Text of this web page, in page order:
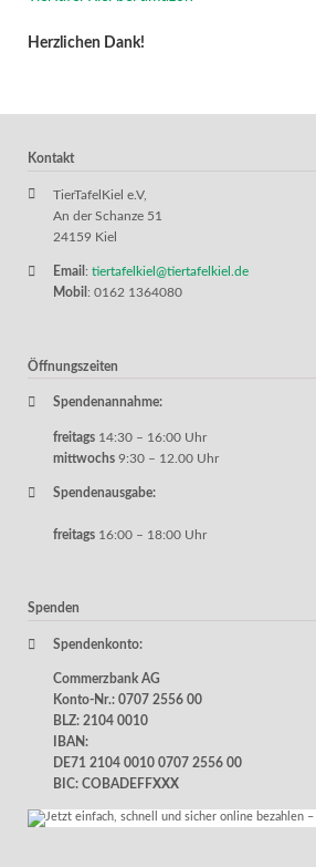
Herzlichen Dank!
Kontakt
TierTafelKiel e.V,
An der Schanze 51
24159 Kiel
Email : tiertafelkiel@tiertafelkiel.de
Mobil : 0162 1364080
Öffnungszeiten
Spendenannahme:
freitags 14:30 – 16:00 Uhr
mittwochs 9:30 – 12.00 Uhr
Spendenausgabe:
freitags 16:00 – 18:00 Uhr
Spenden
Spendenkonto:
Commerzbank AG
Konto-Nr.: 0707 2556 00
BLZ: 2104 0010
IBAN:
DE71 2104 0010 0707 2556 00
BIC: COBADEFFXXX